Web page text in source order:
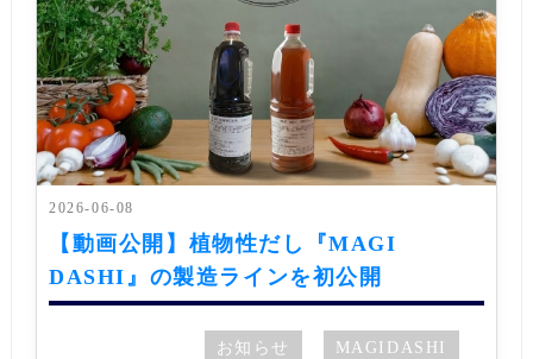
2026-06-08
【動画公開】植物性だし『MAGI
DASHI』の製造ラインを初公開
お知らせ MAGIDASHI